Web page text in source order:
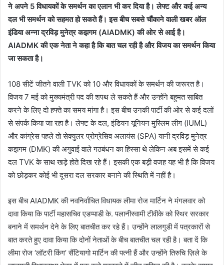
ने अपने 5 विधायकों के समर्थन का एलान भी कर दिया है। लेफ्ट और कई अन्य
दल भी समर्थन को सहमत हो सकते हैं। इस बीच सबसे चौंकाने वाली खबर ऑल
इंडिया अन्ना द्रविड़ मुनेत्र कझगम (AIADMK) की ओर से आई है।
AIADMK की एक नेता ने कहा है कि बात चल रही है और विजय का समर्थन किया
जा सकता है।
108 सीटें जीतने वाली TVK को 10 और विधायकों के समर्थन की जरूरत है।
विजय 7 मई को मुख्यमंत्री पद की शपथ ले सकते हैं और उन्होंने बहुमत साबित
करने के लिए दो हफ्ते का समय मांगा है। इस बीच उनकी पार्टी की ओर से कई दलों
से संपर्क किया जा रहा है। लेफ्ट के दल, इंडियन यूनियन मुस्लिम लीग (IUML)
और कांग्रेस पहले तो सेक्युलर प्रोग्रेसिव अलायंस (SPA) यानी द्रविड़ मुनेत्र
कझगम (DMK) की अगुवाई वाले गठबंधन का हिस्सा थे लेकिन अब इसमें से कई
दल TVK के साथ खड़े होते दिख रहे हैं। इसकी एक बड़ी वजह यह भी है कि विजय
को छोड़कर कोई भी दूसरा दल सरकार बनाने की स्थिति में नहीं है।
इस बीच AIADMK की नवनिर्वाचित विधायक लीमा रोज मार्टिन ने मंगलवार को
दावा किया कि पार्टी महासचिव एडप्पाडी के. पलानीस्वामी टीवीके को स्थिर सरकार
बनाने में समर्थन देने के लिए बातचीत कर रहे हैं। उन्होंने लालगुडी में पत्रकारों से
बात करते हुए दावा किया कि दोनों नेताओं के बीच बातचीत चल रही है। बता दें कि
लीमा रोज ‘लॉटरी किंग’ सैंटियागो मार्टिन की पत्नी हैं और उन्होंने तिरुचि ज़िले के